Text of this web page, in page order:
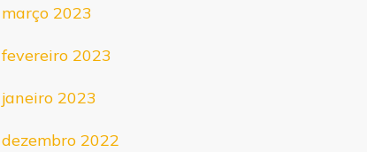
março 2023
fevereiro 2023
janeiro 2023
dezembro 2022